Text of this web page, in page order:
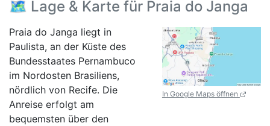
🗺️ Lage & Karte für Praia do Janga
In Google Maps öffnen
Praia do Janga liegt in
Paulista, an der Küste des
Bundesstaates Pernambuco
im Nordosten Brasiliens,
nördlich von Recife. Die
Anreise erfolgt am
bequemsten über den